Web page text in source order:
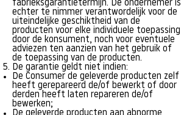
fabrieksgarantietermijn. De ondernemer is
echter te nimmer verantwordelijk voor de
uiteindelijke geschiktheid van de
producten voor elke individuele toepassing
door de konsument, noch voor eventuele
adviezen ten aanzien van het gebruik of
de toepassing van de producten.
De garantie geldt niet indien:
De Consumer de geleverde producten zelf
heeft gerepareerd de/of bewerkt of door
derden heeft laten repareren de/of
bewerken;